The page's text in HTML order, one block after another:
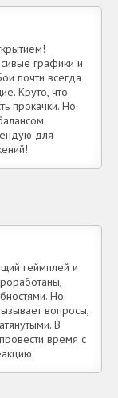
графики и
почти всегда
Круто, что
прокачки. Но
для
геймплей и
Но
вопросы,
В
время с